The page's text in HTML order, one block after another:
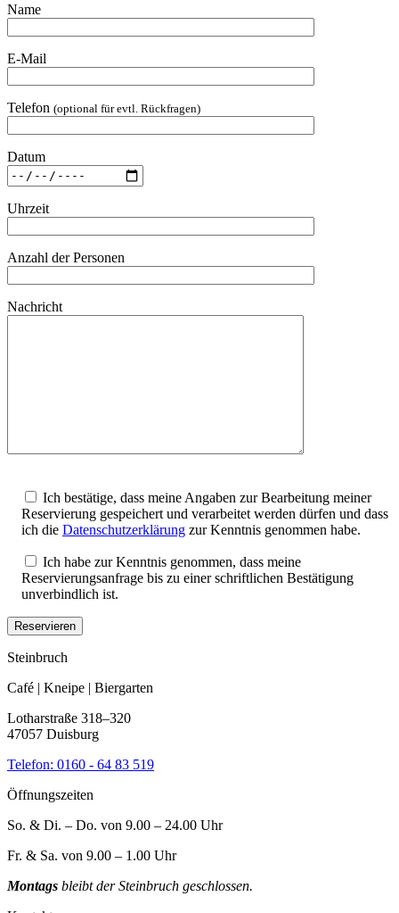
Name
E-Mail
Telefon (optional für evtl. Rückfragen)
Datum
Uhrzeit
Anzahl der Personen
Nachricht
Ich bestätige, dass meine Angaben zur Bearbeitung meiner
Reservierung gespeichert und verarbeitet werden dürfen und dass
ich die Datenschutzerklärung zur Kenntnis genommen habe.
Ich habe zur Kenntnis genommen, dass meine
Reservierungsanfrage bis zu einer schriftlichen Bestätigung
unverbindlich ist.
Steinbruch
Café | Kneipe | Biergarten
Lotharstraße 318–320
47057 Duisburg
Telefon: 0160 - 64 83 519
Öffnungszeiten
So. & Di. – Do. von 9.00 – 24.00 Uhr
Fr. & Sa. von 9.00 – 1.00 Uhr
Montags bleibt der Steinbruch geschlossen.